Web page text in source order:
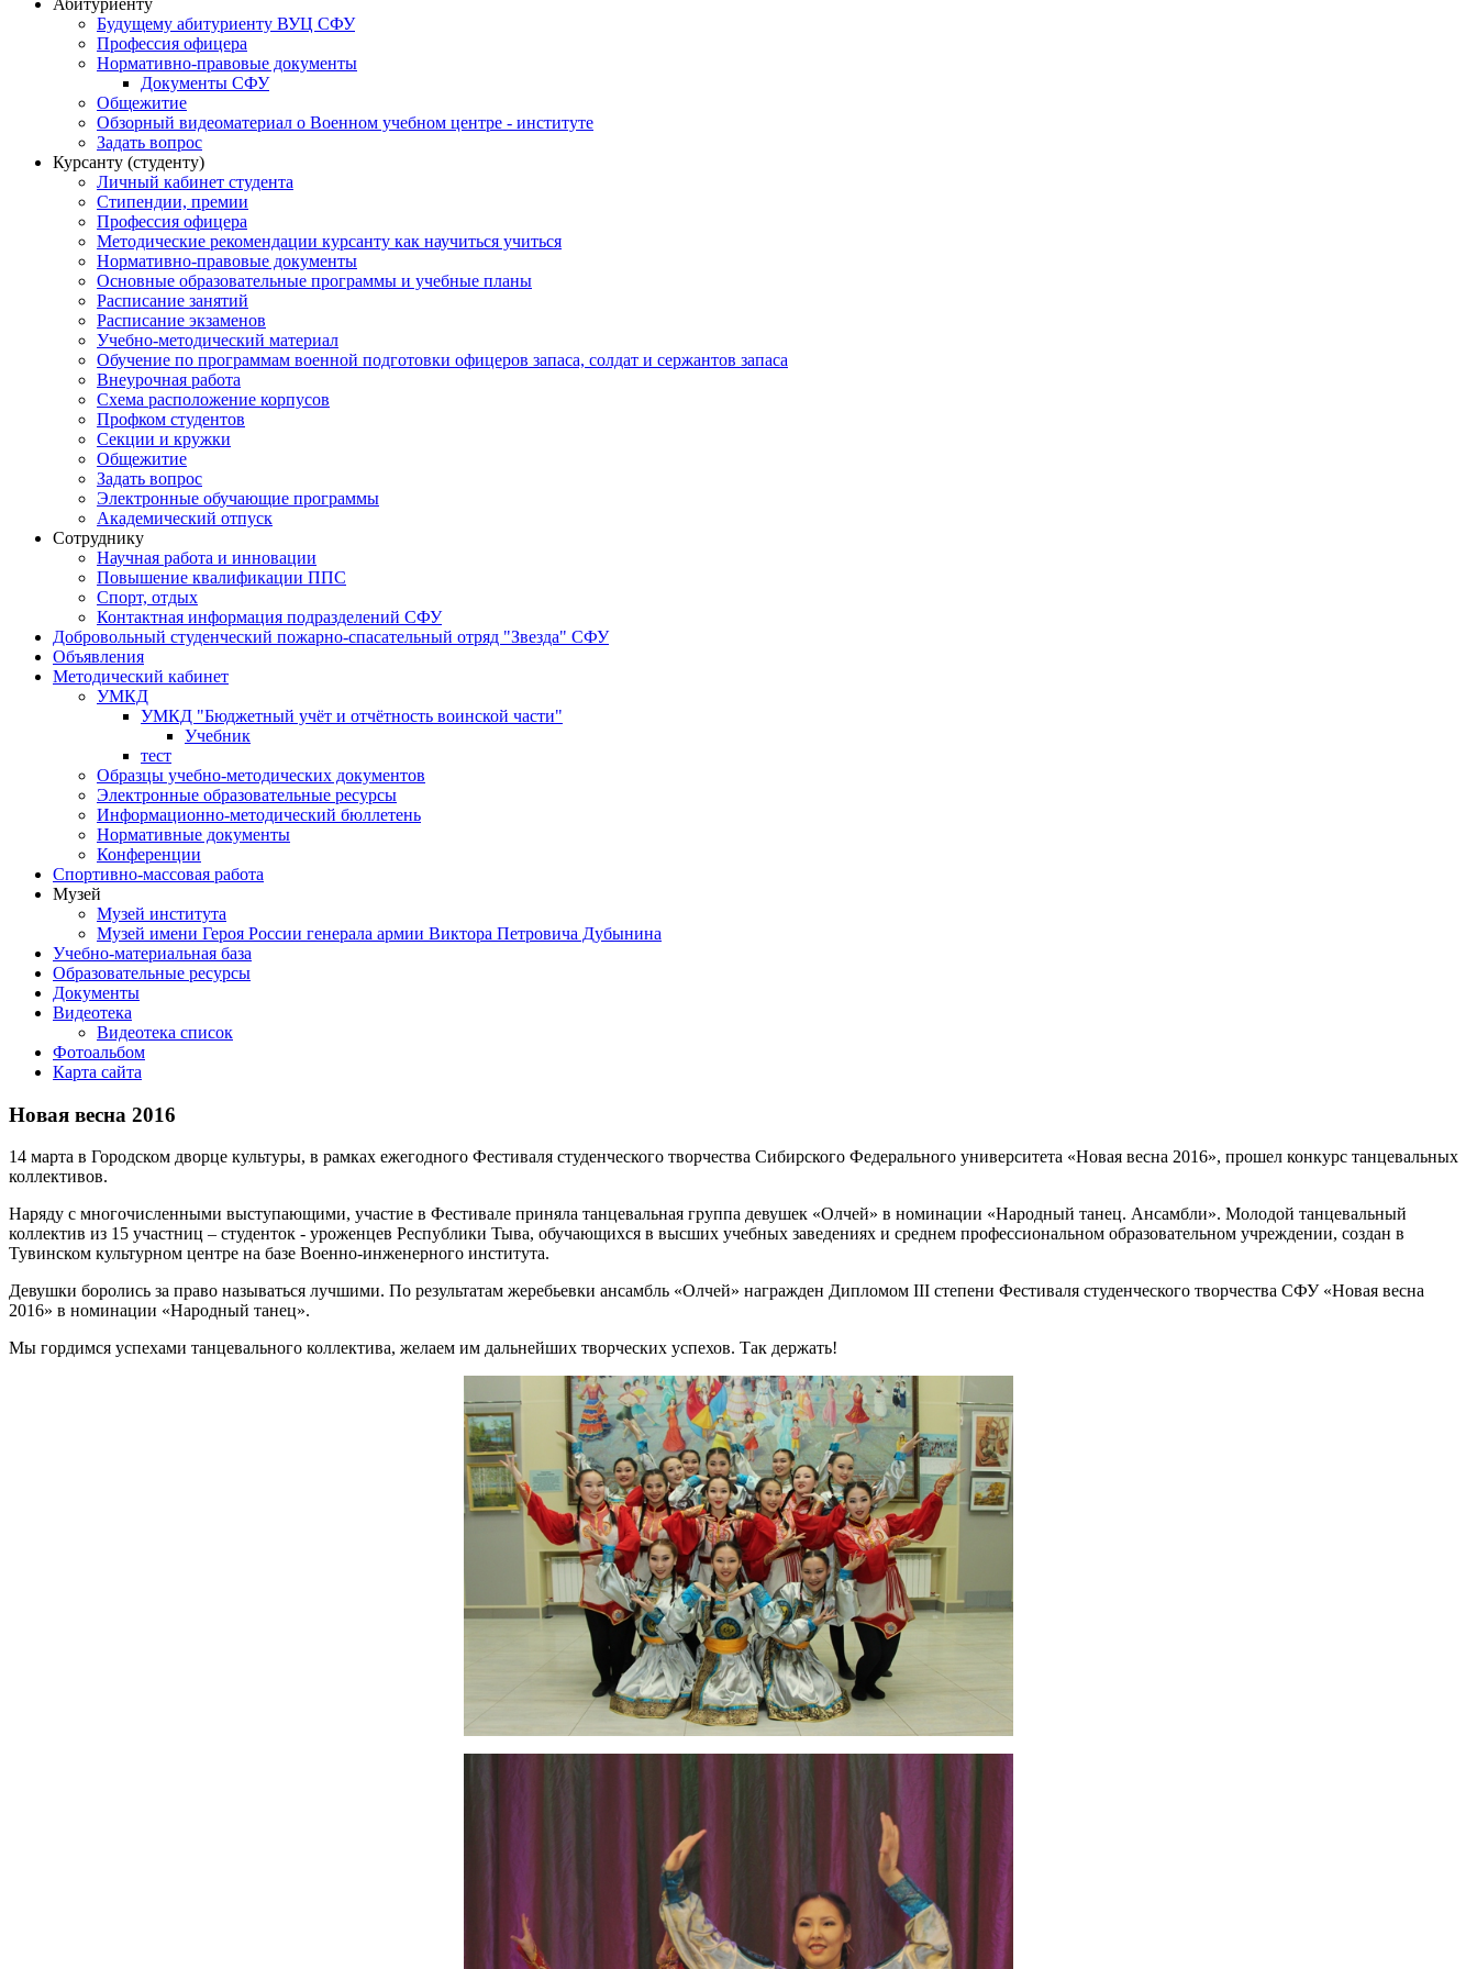
Абитуриенту
Будущему абитуриенту ВУЦ СФУ
Профессия офицера
Нормативно-правовые документы
Документы СФУ
Общежитие
Обзорный видеоматериал о Военном учебном центре - институте
Задать вопрос
Курсанту (студенту)
Личный кабинет студента
Стипендии, премии
Профессия офицера
Методические рекомендации курсанту как научиться учиться
Нормативно-правовые документы
Основные образовательные программы и учебные планы
Расписание занятий
Расписание экзаменов
Учебно-методический материал
Обучение по программам военной подготовки офицеров запаса, солдат и сержантов запаса
Внеурочная работа
Схема расположение корпусов
Профком студентов
Секции и кружки
Общежитие
Задать вопрос
Электронные обучающие программы
Академический отпуск
Сотруднику
Научная работа и инновации
Повышение квалификации ППС
Спорт, отдых
Контактная информация подразделений СФУ
Добровольный студенческий пожарно-спасательный отряд "Звезда" СФУ
Объявления
Методический кабинет
УМКД
УМКД "Бюджетный учёт и отчётность воинской части"
Учебник
тест
Образцы учебно-методических документов
Электронные образовательные ресурсы
Информационно-методический бюллетень
Нормативные документы
Конференции
Спортивно-массовая работа
Музей
Музей института
Музей имени Героя России генерала армии Виктора Петровича Дубынина
Учебно-материальная база
Образовательные ресурсы
Документы
Видеотека
Видеотека список
Фотоальбом
Карта сайта
Новая весна 2016
14 марта в Городском дворце культуры, в рамках ежегодного Фестиваля студенческого творчества Сибирского Федерального университета «Новая весна 2016», прошел конкурс танцевальных
коллективов.
Наряду с многочисленными выступающими, участие в Фестивале приняла танцевальная группа девушек «Олчей» в номинации «Народный танец. Ансамбли». Молодой танцевальный
коллектив из 15 участниц – студенток - уроженцев Республики Тыва, обучающихся в высших учебных заведениях и среднем профессиональном образовательном учреждении, создан в
Тувинском культурном центре на базе Военно-инженерного института.
Девушки боролись за право называться лучшими. По результатам жеребьевки ансамбль «Олчей» награжден Дипломом III степени Фестиваля студенческого творчества СФУ «Новая весна
2016» в номинации «Народный танец».
Мы гордимся успехами танцевального коллектива, желаем им дальнейших творческих успехов. Так держать!